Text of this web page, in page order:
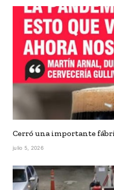
Cerró una importante
julio 5, 2026